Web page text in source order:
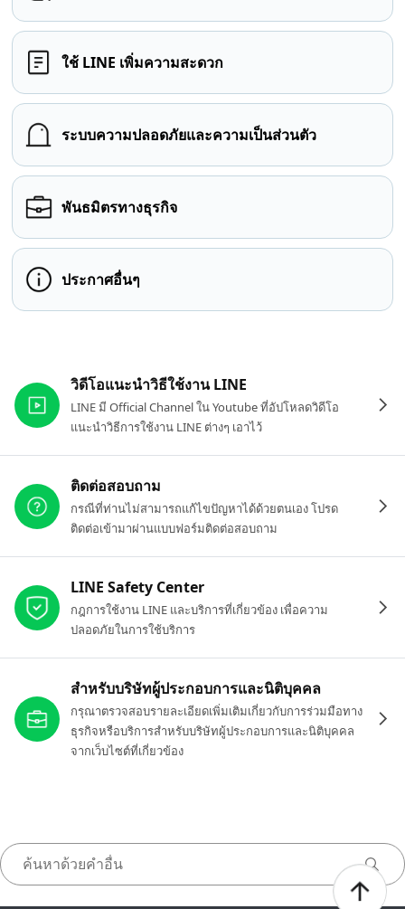
ใช้ LINE เพิ่มความสะดวก
ระบบความปลอดภัยและความเป็นส่วนตัว
พันธมิตรทางธุรกิจ
ประกาศอื่นๆ
วิดีโอแนะนำวิธีใช้งาน LINE
LINE มี Official Channel ใน Youtube ที่อัปโหลดวิดีโอ
แนะนำวิธีการใช้งาน LINE ต่างๆ เอาไว้
ติดต่อสอบถาม
กรณีที่ท่านไม่สามารถแก้ไขปัญหาได้ด้วยตนเอง โปรด
ติดต่อเข้ามาผ่านแบบฟอร์มติดต่อสอบถาม
LINE Safety Center
กฎการใช้งาน LINE และบริการที่เกี่ยวข้อง เพื่อความ
ปลอดภัยในการใช้บริการ
สำหรับบริษัทผู้ประกอบการและนิติบุคคล
กรุณาตรวจสอบรายละเอียดเพิ่มเติมเกี่ยวกับการร่วมมือทาง
ธุรกิจหรือบริการสำหรับบริษัทผู้ประกอบการและนิติบุคคล
จากเว็บไซต์ที่เกี่ยวข้อง